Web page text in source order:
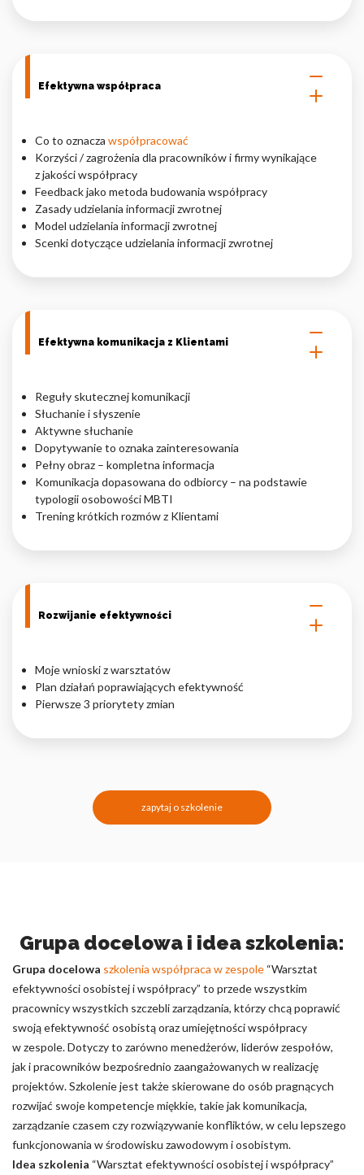
Efektywna współpraca
Co to oznacza współpracować
Korzyści / zagrożenia dla pracowników i firmy wynikające
z jakości współpracy
Feedback jako metoda budowania współpracy
Zasady udzielania informacji zwrotnej
Model udzielania informacji zwrotnej
Scenki dotyczące udzielania informacji zwrotnej
Efektywna komunikacja z Klientami
Reguły skutecznej komunikacji
Słuchanie i słyszenie
Aktywne słuchanie
Dopytywanie to oznaka zainteresowania
Pełny obraz – kompletna informacja
Komunikacja dopasowana do odbiorcy – na podstawie
typologii osobowości MBTI
Trening krótkich rozmów z Klientami
Rozwijanie efektywności
Moje wnioski z warsztatów
Plan działań poprawiających efektywność
Pierwsze 3 priorytety zmian
zapytaj o szkolenie
Grupa docelowa i idea szkolenia:
Grupa docelowa szkolenia współpraca w zespole “Warsztat
efektywności osobistej i współpracy” to przede wszystkim
pracownicy wszystkich szczebli zarządzania, którzy chcą poprawić
swoją efektywność osobistą oraz umiejętności współpracy
w zespole. Dotyczy to zarówno menedżerów, liderów zespołów,
jak i pracowników bezpośrednio zaangażowanych w realizację
projektów. Szkolenie jest także skierowane do osób pragnących
rozwijać swoje kompetencje miękkie, takie jak komunikacja,
zarządzanie czasem czy rozwiązywanie konfliktów, w celu lepszego
funkcjonowania w środowisku zawodowym i osobistym.
Idea szkolenia “Warsztat efektywności osobistej i współpracy”